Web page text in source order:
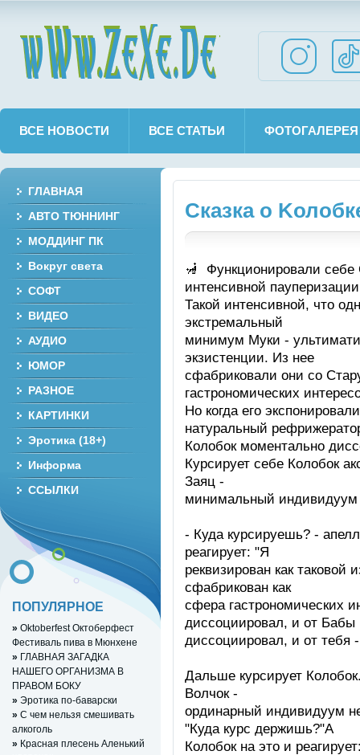
ВСЕ НОВОСТИ ВСЕ СТАТЬИ ФОТОГАЛЕРЕЯ
Сказка о
Функционировали
интенсивной
Такой интенсивной, что
экстремальный
минимум Муки -
экзистенции. Из нее
сфабриковали они со
гастрономических
Но когда его
натуральный
Колобок моментально
Курсирует себе Колобок
Заяц -
минимальный индивидуум
- Куда курсируешь? -
реагирует: "Я
реквизирован как
сфабрикован как
сфера гастрономических
диссоциировал, и от Бабы
диссоциировал, и от тебя
Дальше курсирует
Волчок -
ординарный индивидуум
"Куда курс держишь?"А
Колобок на это и
ГЛАВНАЯ
АВТО ТЮННИНГ
МОДДИНГ ПК
Вокруг света
СОФТ
ВИДЕО
АУДИО
ЮМОР
РАЗНОЕ
КАРТИНКИ
Эротика (18+)
Информа
ССЫЛКИ
ПОПУЛЯРНОЕ
» Oktoberfest Октоберфест
Фестиваль пива в Мюнхене
» ГЛАВНАЯ ЗАГАДКА
НАШЕГО ОРГАНИЗМА В
ПРАВОМ БОКУ
» Эротика по-баварски
» С чем нельзя смешивать
алкоголь
» Красная плесень Аленький